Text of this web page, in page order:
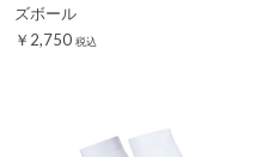
ズボール
￥2,750 税込